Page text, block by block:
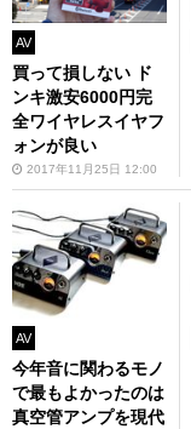
AV
買って損しない ド
ンキ激安6000円完
全ワイヤレスイヤフ
ォンが良い
2017年11月25日 12:00
AV
今年音に関わるモノ
で最もよかったのは
真空管アンプを現代